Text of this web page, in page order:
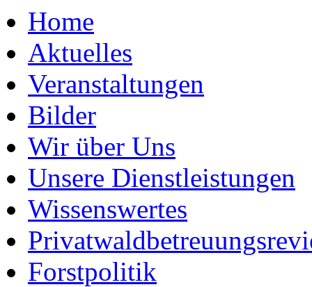
Herzlich
Home
Aktuelles
Veranstaltungen
Bilder
Wir über Uns
Unsere Dienstleistungen
Wissenswertes
Forstpolitik